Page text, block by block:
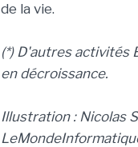
de la vie.
(*) D'autres activités
en décroissance.
Illustration : Nicolas